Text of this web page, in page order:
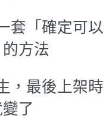
套「確定可以
方法
，最後上架時
了